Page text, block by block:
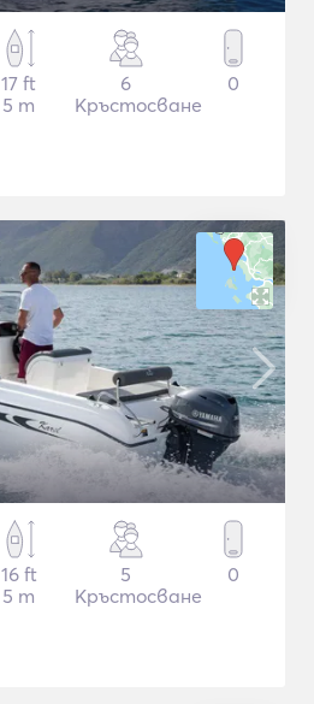
17 ft
5 m
6
Кръстосване
0
16 ft
5 m
5
Кръстосване
0